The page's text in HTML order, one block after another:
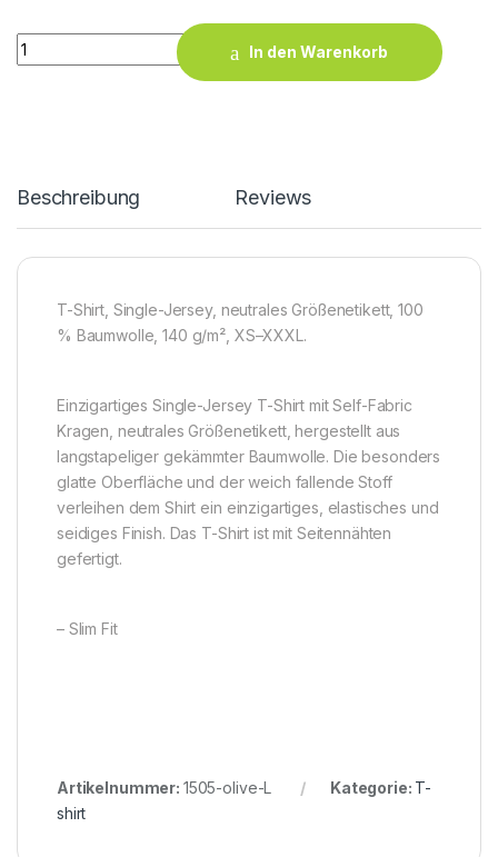
X.O Roundneck T-Shirt Women quantity
In den Warenkorb
Beschreibung Reviews
T-Shirt, Single-Jersey, neutrales Größenetikett, 100
% Baumwolle, 140 g/m², XS–XXXL.
Einzigartiges Single-Jersey T-Shirt mit Self-Fabric
Kragen, neutrales Größenetikett, hergestellt aus
langstapeliger gekämmter Baumwolle. Die besonders
glatte Oberfläche und der weich fallende Stoff
verleihen dem Shirt ein einzigartiges, elastisches und
seidiges Finish. Das T-Shirt ist mit Seitennähten
gefertigt.
– Slim Fit
Artikelnummer: 1505-olive-L Kategorie: T-
shirt